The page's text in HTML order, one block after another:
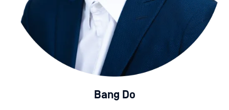
Bang Do